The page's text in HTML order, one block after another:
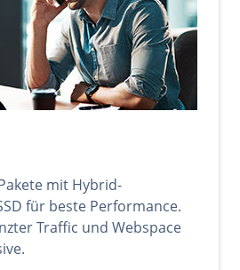
mit Hybrid-
für beste Performance.
Traffic und Webspace